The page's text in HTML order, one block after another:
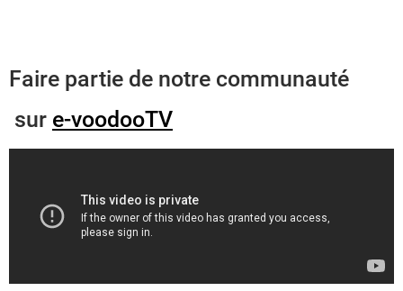
Faire partie de notre communauté
sur e-voodooTV